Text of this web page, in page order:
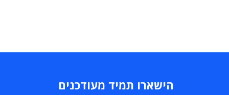
הישארו תמיד מעודכנים